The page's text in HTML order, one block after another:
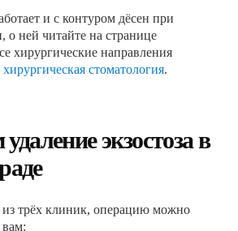
и с контуром дёсен при
о ней читайте на странице
хирургические направления
хирургическая стоматология.
экзостоза в
из трёх клиник, операцию можно
вам: